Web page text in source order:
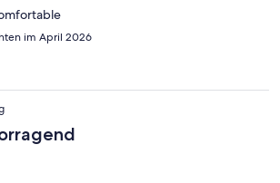
im April 2026